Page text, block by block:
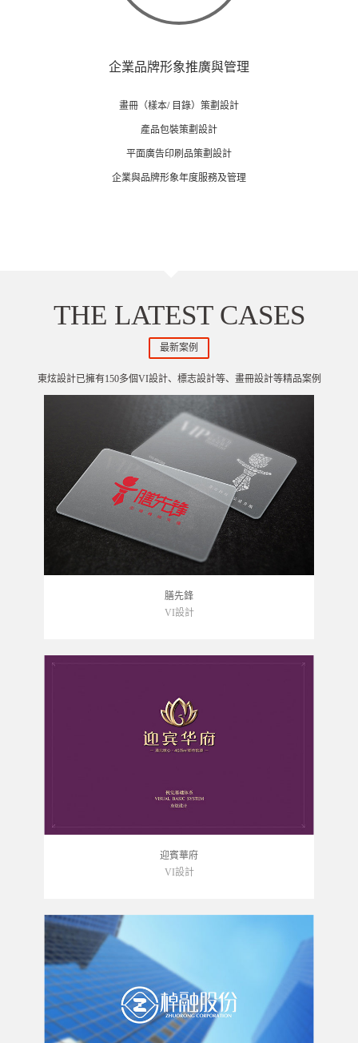
企業品牌形象推廣與管理
畫冊（樣本/ 目錄）策劃設計
產品包裝策劃設計
平面廣告印刷品策劃設計
企業與品牌形象年度服務及管理
THE LATEST CASES
最新案例
東炫設計已擁有150多個VI設計、標志設計等、畫冊設計等精品案例
膳先鋒
VI設計
迎賓華府
VI設計